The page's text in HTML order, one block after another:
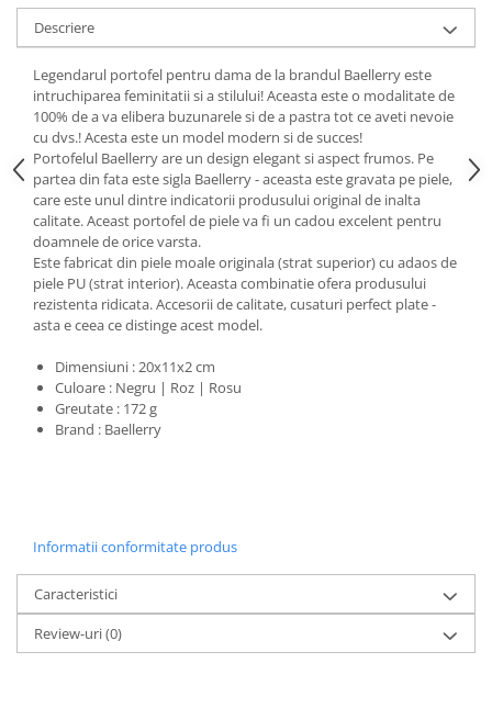
Descriere
Legendarul portofel pentru dama de la brandul Baellerry este
intruchiparea feminitatii si a stilului! Aceasta este o modalitate de
100% de a va elibera buzunarele si de a pastra tot ce aveti nevoie
cu dvs.! Acesta este un model modern si de succes!
Portofelul Baellerry are un design elegant si aspect frumos. Pe
partea din fata este sigla Baellerry - aceasta este gravata pe piele,
care este unul dintre indicatorii produsului original de inalta
calitate. Aceast portofel de piele va fi un cadou excelent pentru
doamnele de orice varsta.
Este fabricat din piele moale originala (strat superior) cu adaos de
piele PU (strat interior). Aceasta combinatie ofera produsului
rezistenta ridicata. Accesorii de calitate, cusaturi perfect plate -
asta e ceea ce distinge acest model.
Dimensiuni : 20x11x2 cm
Culoare : Negru | Roz | Rosu
Greutate : 172 g
Brand : Baellerry
Informatii conformitate produs
Caracteristici
Review-uri(0)